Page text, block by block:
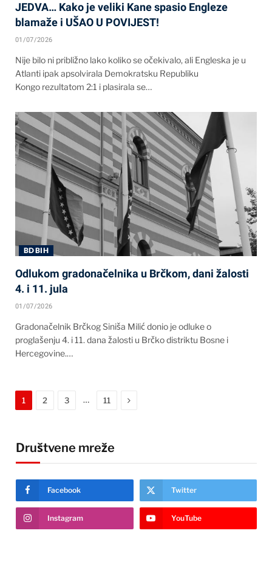
JEDVA… Kako je veliki Kane spasio Engleze
blamaže i UŠAO U POVIJEST!
01/07/2026
Nije bilo ni približno lako koliko se očekivalo, ali Engleska je u
Atlanti ipak apsolvirala Demokratsku Republiku
Kongo rezultatom 2:1 i plasirala se…
BD BIH
Odlukom gradonačelnika u Brčkom, dani žalosti
4. i 11. jula
01/07/2026
Gradonačelnik Brčkog Siniša Milić donio je odluke o
proglašenju 4. i 11. dana žalosti u Brčko distriktu Bosne i
Hercegovine.…
1 2 3 … 11 Next
Društvene mreže
Facebook Twitter
Instagram YouTube